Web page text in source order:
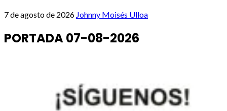
7 de agosto de 2026 Johnny Moisés Ulloa
PORTADA 07-08-2026